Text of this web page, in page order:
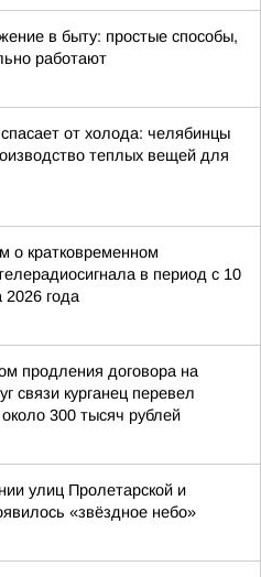
в быту: простые способы,
работают
от холода: челябинцы
теплых вещей для
о кратковременном
в период с 10
2026 года
продления договора на
связи курганец перевел
300 тысяч рублей
улиц Пролетарской и
«звёздное небо»